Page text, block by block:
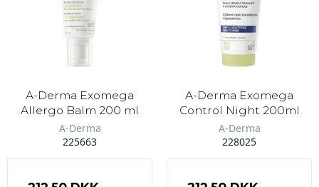
A-Derma Exomega
Allergo Balm 200 ml
A-Derma
225663
A-Derma Exomega
Control Night 200ml
A-Derma
228025